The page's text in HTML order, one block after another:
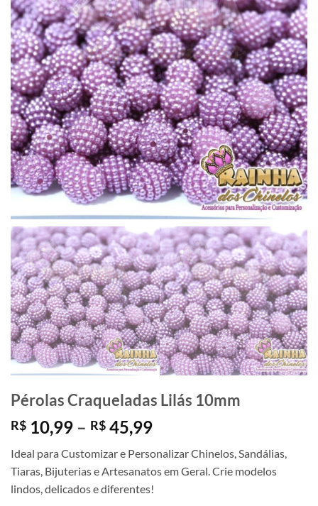
Pérolas Craqueladas Lilás 10mm
R$ 10,99 – R$ 45,99Faixa
preço:
R$ 10,99
através
Ideal para Customizar e Personalizar Chinelos, Sandálias,
Tiaras, Bijuterias e Artesanatos em Geral. Crie modelos
lindos, delicados e diferentes!